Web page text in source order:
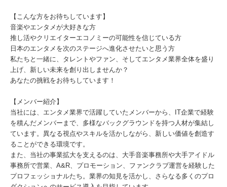
【こんな方をお待ちしています】
音楽やエンタメが大好きな方
推し活やクリエイターエコノミーの可能性を信じている方
日本のエンタメを次のステージへ進化させたいと思う方
私たちと一緒に、タレントやファン、そしてエンタメ業界全体を盛り
上げ、新しい未来を創り出しませんか？
あなたの挑戦をお待ちしています！
【メンバー紹介】
当社には、エンタメ業界で活躍していたメンバーから、IT企業で経験
を積んだメンバーまで、多様なバックグラウンドを持つ人材が集結し
ています。異なる視点やスキルを活かしながら、新しい価値を創造す
ることができる環境です。
また、当社の事業拡大を支えるのは、大手音楽事務所や大手アイドル
事務所で営業、A&R、プロモーション、ファンクラブ運営を経験した
プロフェッショナルたち。業界の知見を活かし、さらなる多くのプロ